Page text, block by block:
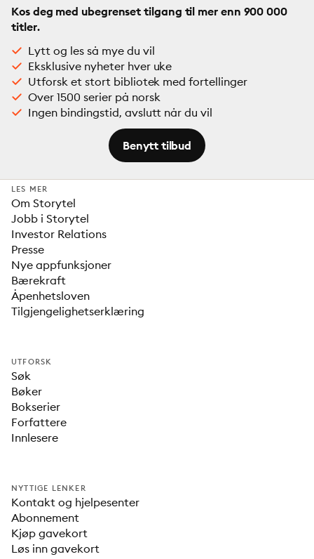
Kos deg med ubegrenset tilgang til mer enn 900 000
titler.
Lytt og les så mye du vil
Eksklusive nyheter hver uke
Utforsk et stort bibliotek med fortellinger
Over 1500 serier på norsk
Ingen bindingstid, avslutt når du vil
Benytt tilbud
LES MER
Om Storytel
Jobb i Storytel
Investor Relations
Presse
Nye appfunksjoner
Bærekraft
Åpenhetsloven
Tilgjengelighetserklæring
UTFORSK
Søk
Bøker
Bokserier
Forfattere
Innlesere
NYTTIGE LENKER
Kontakt og hjelpesenter
Abonnement
Kjøp gavekort
Løs inn gavekort